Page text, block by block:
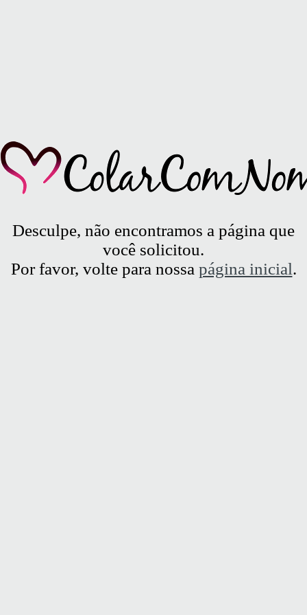
Desculpe, não encontramos a página que
você solicitou.
Por favor, volte para nossa página inicial.